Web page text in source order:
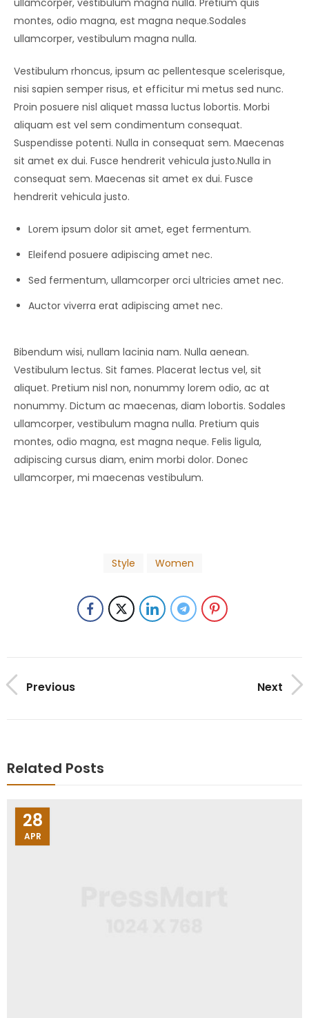
ullamcorper, vestibulum magna nulla. Pretium quis
montes, odio magna, est magna neque.Sodales
ullamcorper, vestibulum magna nulla.
Vestibulum rhoncus, ipsum ac pellentesque scelerisque,
nisi sapien semper risus, et efficitur mi metus sed nunc.
Proin posuere nisl aliquet massa luctus lobortis. Morbi
aliquam est vel sem condimentum consequat.
Suspendisse potenti. Nulla in consequat sem. Maecenas
sit amet ex dui. Fusce hendrerit vehicula justo.Nulla in
consequat sem. Maecenas sit amet ex dui. Fusce
hendrerit vehicula justo.
Lorem ipsum dolor sit amet, eget fermentum.
Eleifend posuere adipiscing amet nec.
Sed fermentum, ullamcorper orci ultricies amet nec.
Auctor viverra erat adipiscing amet nec.
Bibendum wisi, nullam lacinia nam. Nulla aenean.
Vestibulum lectus. Sit fames. Placerat lectus vel, sit
aliquet. Pretium nisl non, nonummy lorem odio, ac at
nonummy. Dictum ac maecenas, diam lobortis. Sodales
ullamcorper, vestibulum magna nulla. Pretium quis
montes, odio magna, est magna neque. Felis ligula,
adipiscing cursus diam, enim morbi dolor. Donec
ullamcorper, mi maecenas vestibulum.
Style Women
Previous Next
Related Posts
28
APR